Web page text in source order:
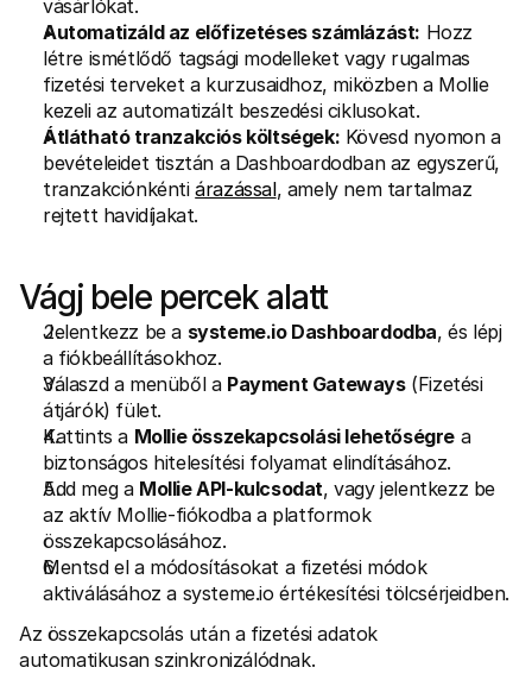
vásárlókat.
Automatizáld az előfizetéses számlázást: Hozz
létre ismétlődő tagsági modelleket vagy rugalmas
fizetési terveket a kurzusaidhoz, miközben a Mollie
kezeli az automatizált beszedési ciklusokat.
Átlátható tranzakciós költségek: Kövesd nyomon a
bevételeidet tisztán a Dashboardodban az egyszerű,
tranzakciónkénti árazással, amely nem tartalmaz
rejtett havidíjakat.
Vágj bele percek alatt
Jelentkezz be a systeme.io Dashboardodba, és lépj
a fiókbeállításokhoz.
Válaszd a menüből a Payment Gateways (Fizetési
átjárók) fület.
Kattints a Mollie összekapcsolási lehetőségre a
biztonságos hitelesítési folyamat elindításához.
Add meg a Mollie API-kulcsodat, vagy jelentkezz be
az aktív Mollie-fiókodba a platformok
összekapcsolásához.
Mentsd el a módosításokat a fizetési módok
aktiválásához a systeme.io értékesítési tölcsérjeidben.
Az összekapcsolás után a fizetési adatok
automatikusan szinkronizálódnak.